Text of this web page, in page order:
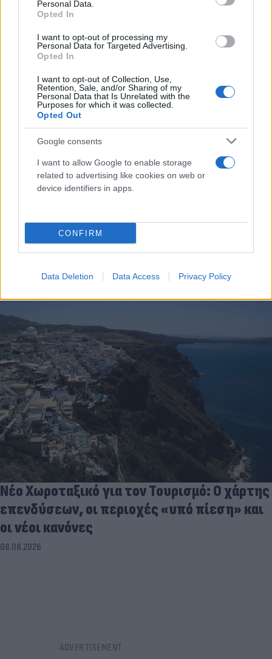
Personal Data.
Opted In
I want to opt-out of processing my
Personal Data for Targeted Advertising.
Opted In
I want to opt-out of Collection, Use,
Retention, Sale, and/or Sharing of my
Personal Data that Is Unrelated with the
Purposes for which it was collected.
Opted Out
Google consents
I want to allow Google to enable storage
related to advertising like cookies on web or
device identifiers in apps.
CONFIRM
Data Deletion Data Access Privacy Policy
FLASH FOCUS
Νέο Χωροταξικό για τον Τουρισμό: Ο χάρτης
επενδύσεων, οι περιοχές «υπό πίεση» και
οι νέοι κανόνες
08.08.2026